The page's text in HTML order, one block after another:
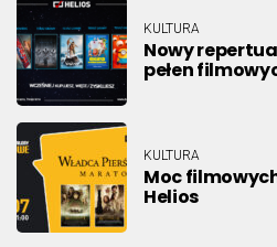
KULTURA
Nowy
pełen
KULTURA
Moc
Helios